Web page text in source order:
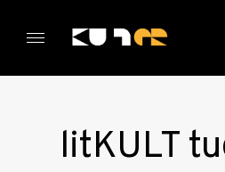
KULTer.hu
litKULT